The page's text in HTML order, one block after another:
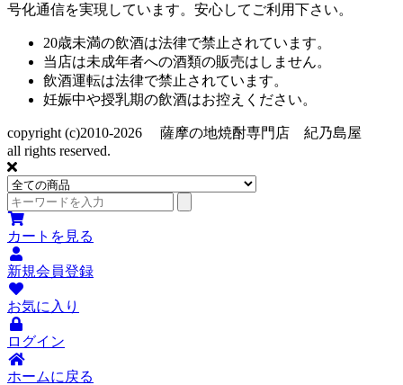
号化通信を実現しています。安心してご利用下さい。
20歳未満の飲酒は法律で禁止されています。
当店は未成年者への酒類の販売はしません。
飲酒運転は法律で禁止されています。
妊娠中や授乳期の飲酒はお控えください。
copyright (c)2010-2026 薩摩の地焼酎専門店 紀乃島屋
all rights reserved.
カートを見る
新規会員登録
お気に入り
ログイン
ホームに戻る